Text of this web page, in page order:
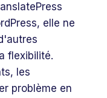
elle ne
flexibilité.
les
problème en